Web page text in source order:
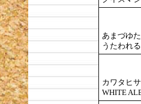
あまづゆ
うたわれ
カワタヒ
WHITE